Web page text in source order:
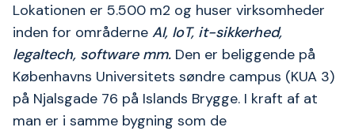
Lokationen er 5.500 m2 og huser virksomheder
inden for områderne AI, IoT, it-sikkerhed,
legaltech, software mm. Den er beliggende på
Københavns Universitets søndre campus (KUA 3)
på Njalsgade 76 på Islands Brygge. I kraft af at
man er i samme bygning som de